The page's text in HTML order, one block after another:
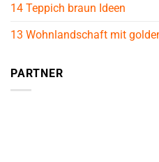
14 Teppich braun Ideen
13 Wohnlandschaft mit
PARTNER